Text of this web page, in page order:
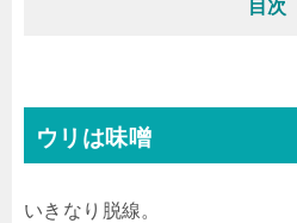
目次
ウリは味噌
いきなり脱線。